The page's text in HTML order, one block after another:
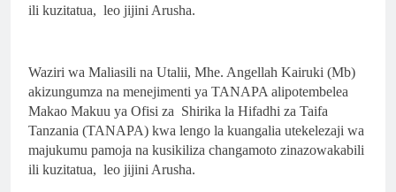
ili kuzitatua, leo jijini Arusha.
Waziri wa Maliasili na Utalii, Mhe. Angellah Kairuki (Mb)
akizungumza na menejimenti ya TANAPA alipotembelea
Makao Makuu ya Ofisi za Shirika la Hifadhi za Taifa
Tanzania (TANAPA) kwa lengo la kuangalia utekelezaji wa
majukumu pamoja na kusikiliza changamoto zinazowakabili
ili kuzitatua, leo jijini Arusha.